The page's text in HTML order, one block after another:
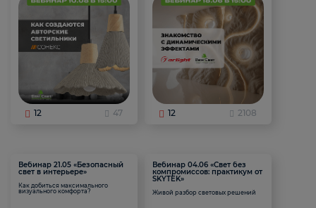
12 47 12 2108
Вебинар 21.05 «Безопасный
свет в интерьере»
Как добиться максимального
визуального комфорта?
Вебинар 04.06 «Свет без
компромиссов: практикум от
SKYTEK»
Живой разбор световых решений